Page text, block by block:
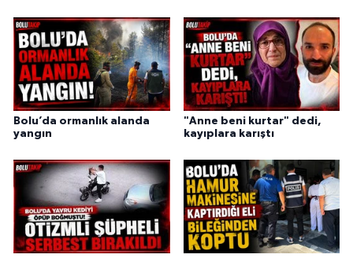
Bolu’da ormanlık alanda
yangın
"Anne beni kurtar" dedi,
kayıplara karıştı